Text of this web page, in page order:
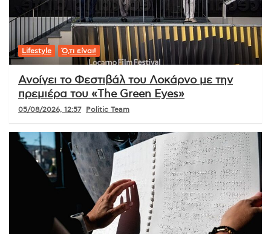
Lifestyle Ό,τι είναι!
Ανοίγει το Φεστιβάλ του Λοκάρνο με την
πρεμιέρα του «The Green Eyes»
05/08/2026, 12:57 Politic Team